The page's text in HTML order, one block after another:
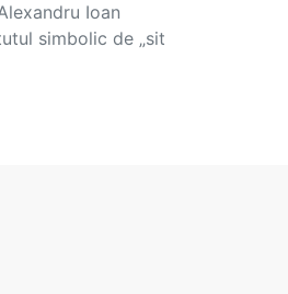
Ioan
simbolic de „sit